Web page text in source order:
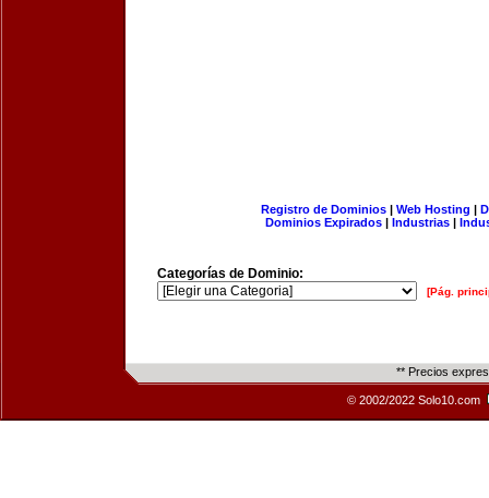
Registro de Dominios| Web Hosting |
Dominios Expirados | Industrias |
Categorías de Dominio:
[Pág.
** Precios
© 2002/2022 Solo10.com